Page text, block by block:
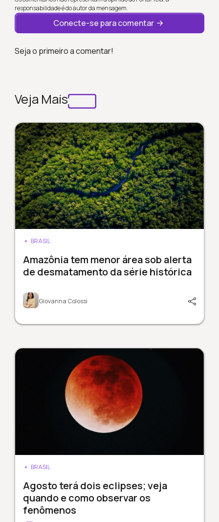
responsabilidade é do autor da mensagem.
Conecte-se para comentar
Seja o primeiro a comentar!
Veja Mais
BRASIL
Amazônia tem menor área sob alerta
de desmatamento da série histórica
Giovanna Colossi
BRASIL
Agosto terá dois eclipses; veja
quando e como observar os
fenômenos